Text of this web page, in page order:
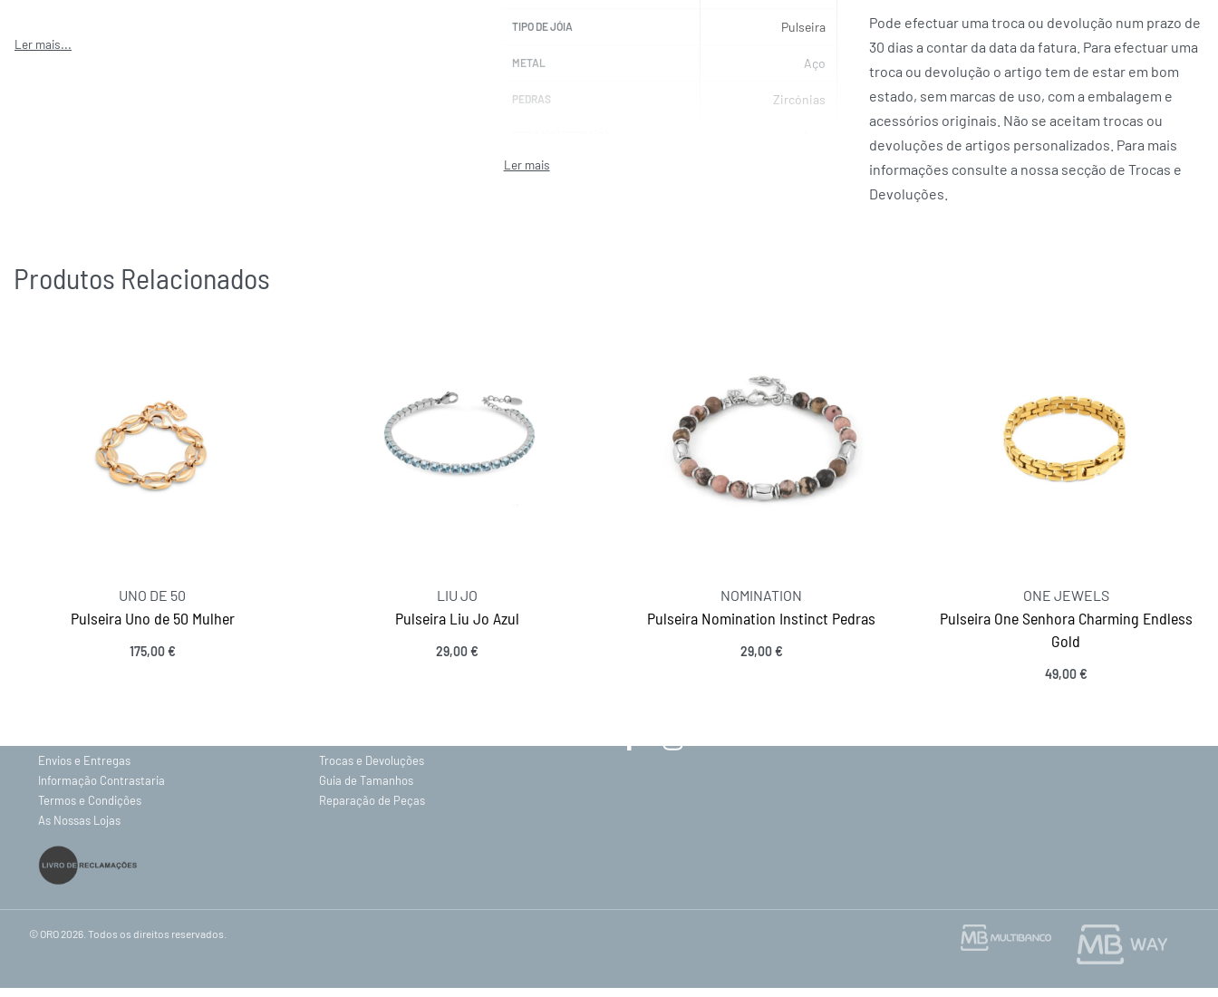
TIPO DE JÓIA Pulseira
METAL Aço
PEDRAS Zircónias
MARCAS
Pode efectuar uma troca ou devolução num prazo de
30 dias a contar da data da fatura. Para efectuar uma
troca ou devolução o artigo tem de estar em bom
estado, sem marcas de uso, com a embalagem e
acessórios originais. Não se aceitam trocas ou
devoluções de artigos personalizados. Para mais
informações consulte a nossa secção de Trocas e
Devoluções.
Produtos Relacionados
UNO DE 50
Pulseira Uno de 50 Mulher
175,00€
LIU JO
Pulseira Liu Jo Azul
29,00€
NOMINATION
Pulseira Nomination Instinct Pedras
29,00€
ONE JEWELS
Pulseira One Senhora Charming Endless
Gold
49,00€
Envios e Entregas
Trocas e Devoluções
Informação Contrastaria
Guia de Tamanhos
Termos e Condições
Reparação de Peças
As Nossas Lojas
© ORO 2026. Todos os direitos reservados.